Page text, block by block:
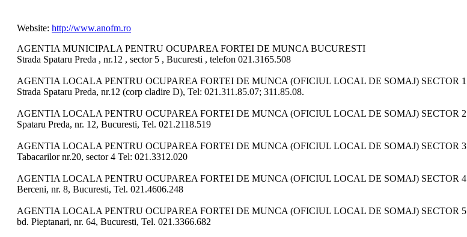
Website: http://www.anofm.ro
AGENTIA MUNICIPALA PENTRU OCUPAREA FORTEI DE MUNCA BUCURESTI
Strada Spataru Preda , nr.12 , sector 5 , Bucuresti , telefon 021.3165.508
AGENTIA LOCALA PENTRU OCUPAREA FORTEI DE MUNCA (OFICIUL LOCAL DE SOMAJ) SECTOR 1
Strada Spataru Preda, nr.12 (corp cladire D), Tel: 021.311.85.07; 311.85.08.
AGENTIA LOCALA PENTRU OCUPAREA FORTEI DE MUNCA (OFICIUL LOCAL DE SOMAJ) SECTOR 2
Spataru Preda, nr. 12, Bucuresti, Tel. 021.2118.519
AGENTIA LOCALA PENTRU OCUPAREA FORTEI DE MUNCA (OFICIUL LOCAL DE SOMAJ) SECTOR 3
Tabacarilor nr.20, sector 4 Tel: 021.3312.020
AGENTIA LOCALA PENTRU OCUPAREA FORTEI DE MUNCA (OFICIUL LOCAL DE SOMAJ) SECTOR 4
Berceni, nr. 8, Bucuresti, Tel. 021.4606.248
AGENTIA LOCALA PENTRU OCUPAREA FORTEI DE MUNCA (OFICIUL LOCAL DE SOMAJ) SECTOR 5
bd. Pieptanari, nr. 64, Bucuresti, Tel. 021.3366.682